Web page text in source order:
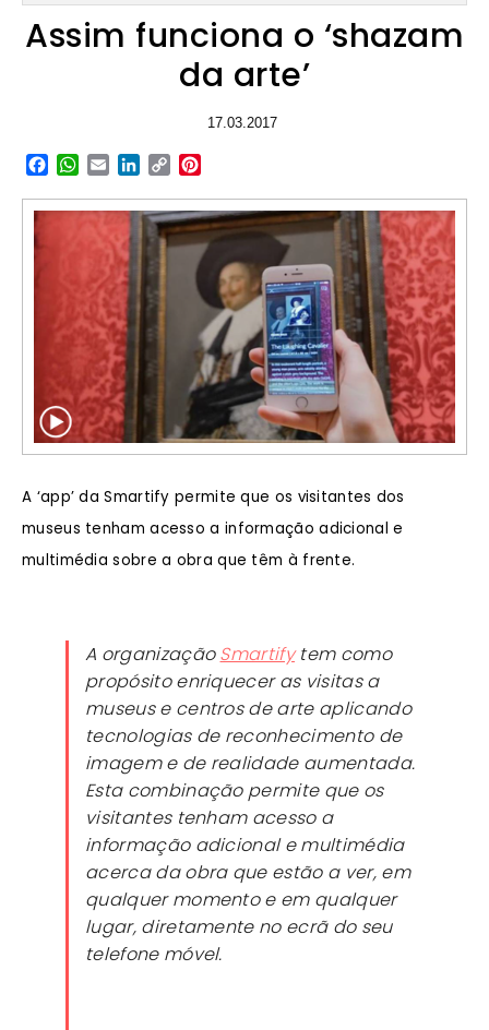
Assim funciona o ‘shazam
da arte’
17.03.2017
Facebook
WhatsApp
EmailLinkedIn
Copy
A ‘app’ da Smartify permite que os visitantes dos
museus tenham acesso a informação adicional e
multimédia sobre a obra que têm à frente.
A organizaçãoSmartifytem como
propósito enriquecer as visitas a
museus e centros de arte aplicando
tecnologias de reconhecimento de
imagem e de realidade aumentada.
Esta combinação permite que os
visitantes tenham acesso a
informação adicional e multimédia
acerca da obra que estão a ver, em
qualquer momento e em qualquer
lugar, diretamente no ecrã do seu
telefone móvel.